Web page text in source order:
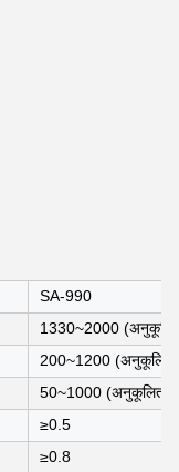
SA-990
1330~2000
200~1200 (अनुकूलित
50~1000 (अनुकूलित
≥0.5
≥0.8